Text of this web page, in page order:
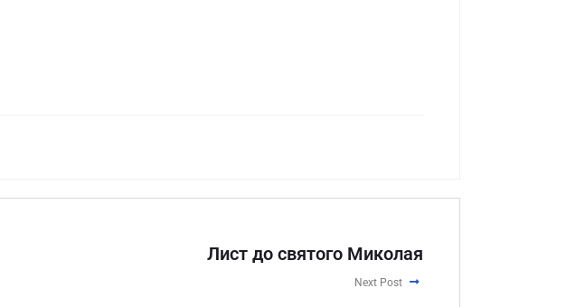
Лист до святого Миколая
Next Post